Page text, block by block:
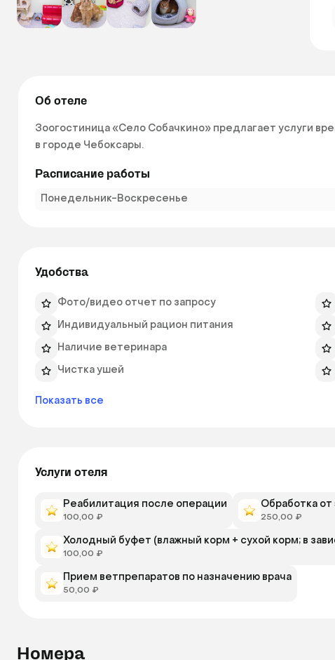
Об отеле
Зоогостиница «Село Собачкино» предлагает услуги
в городе Чебоксары.
Расписание работы
Понедельник-Воскресенье
Удобства
Фото/видео отчет по запросу
Индивидуальный рацион питания
Наличие ветеринара
Чистка ушей
Показать все
Услуги отеля
Реабилитация после операции
100,00 ₽
Обработка от
250,00 ₽
Холодный буфет (влажный корм + сухой корм; в
100,00 ₽
Прием ветпрепаратов по назначению врача
50,00 ₽
Номера